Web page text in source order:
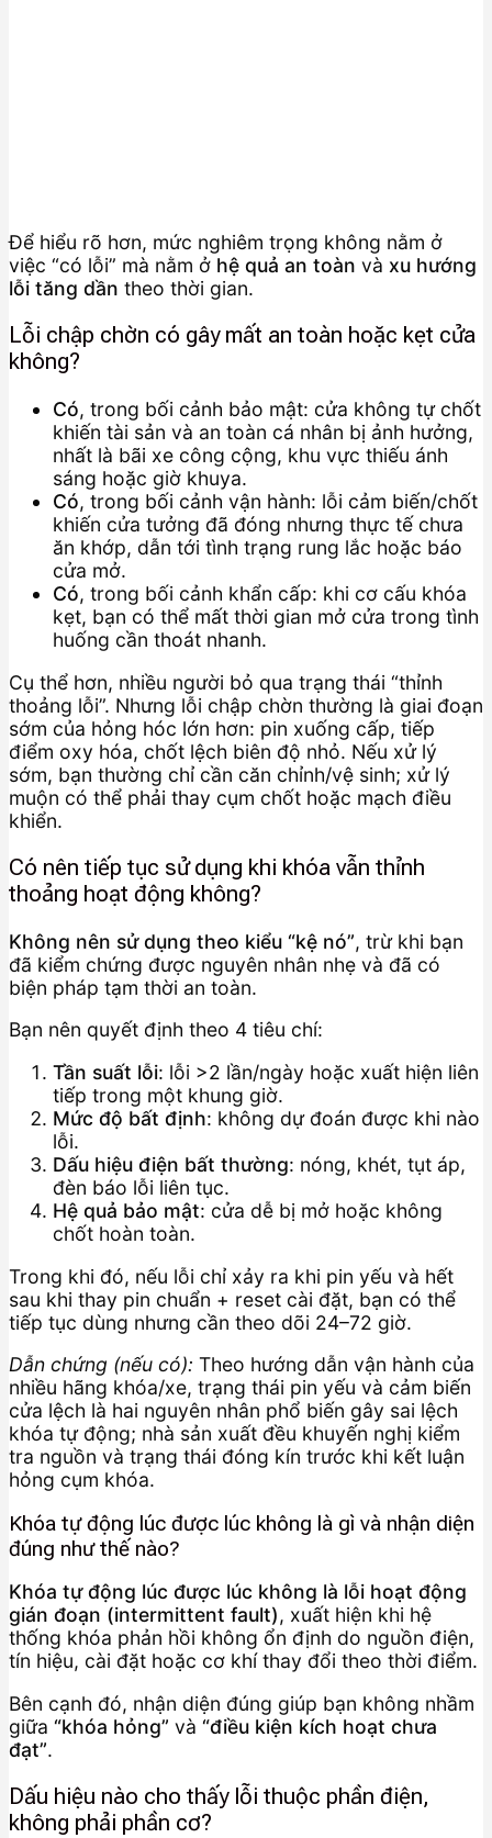
Để hiểu rõ hơn, mức nghiêm trọng không nằm ở
việc “có lỗi” mà nằm ở hệ quả an toàn và xu hướng
lỗi tăng dần theo thời gian.
Lỗi chập chờn có gây mất an toàn hoặc kẹt cửa
không?
Có, trong bối cảnh bảo mật: cửa không tự chốt
khiến tài sản và an toàn cá nhân bị ảnh hưởng,
nhất là bãi xe công cộng, khu vực thiếu ánh
sáng hoặc giờ khuya.
Có, trong bối cảnh vận hành: lỗi cảm biến/chốt
khiến cửa tưởng đã đóng nhưng thực tế chưa
ăn khớp, dẫn tới tình trạng rung lắc hoặc báo
cửa mở.
Có, trong bối cảnh khẩn cấp: khi cơ cấu khóa
kẹt, bạn có thể mất thời gian mở cửa trong tình
huống cần thoát nhanh.
Cụ thể hơn, nhiều người bỏ qua trạng thái “thỉnh
thoảng lỗi”. Nhưng lỗi chập chờn thường là giai đoạn
sớm của hỏng hóc lớn hơn: pin xuống cấp, tiếp
điểm oxy hóa, chốt lệch biên độ nhỏ. Nếu xử lý
sớm, bạn thường chỉ cần căn chỉnh/vệ sinh; xử lý
muộn có thể phải thay cụm chốt hoặc mạch điều
khiển.
Có nên tiếp tục sử dụng khi khóa vẫn thỉnh
thoảng hoạt động không?
Không nên sử dụng theo kiểu “kệ nó”, trừ khi bạn
đã kiểm chứng được nguyên nhân nhẹ và đã có
biện pháp tạm thời an toàn.
Bạn nên quyết định theo 4 tiêu chí:
Tần suất lỗi: lỗi >2 lần/ngày hoặc xuất hiện liên
tiếp trong một khung giờ.
Mức độ bất định: không dự đoán được khi nào
lỗi.
Dấu hiệu điện bất thường: nóng, khét, tụt áp,
đèn báo lỗi liên tục.
Hệ quả bảo mật: cửa dễ bị mở hoặc không
chốt hoàn toàn.
Trong khi đó, nếu lỗi chỉ xảy ra khi pin yếu và hết
sau khi thay pin chuẩn + reset cài đặt, bạn có thể
tiếp tục dùng nhưng cần theo dõi 24–72 giờ.
Dẫn chứng (nếu có): Theo hướng dẫn vận hành của
nhiều hãng khóa/xe, trạng thái pin yếu và cảm biến
cửa lệch là hai nguyên nhân phổ biến gây sai lệch
khóa tự động; nhà sản xuất đều khuyến nghị kiểm
tra nguồn và trạng thái đóng kín trước khi kết luận
hỏng cụm khóa.
Khóa tự động lúc được lúc không là gì và nhận diện
đúng như thế nào?
Khóa tự động lúc được lúc không là lỗi hoạt động
gián đoạn (intermittent fault), xuất hiện khi hệ
thống khóa phản hồi không ổn định do nguồn điện,
tín hiệu, cài đặt hoặc cơ khí thay đổi theo thời điểm.
Bên cạnh đó, nhận diện đúng giúp bạn không nhầm
giữa “khóa hỏng” và “điều kiện kích hoạt chưa
đạt”.
Dấu hiệu nào cho thấy lỗi thuộc phần điện,
không phải phần cơ?